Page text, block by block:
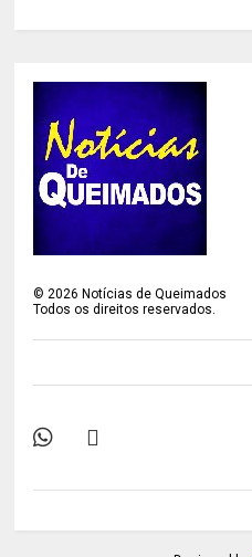
© 2026 Notícias de Queimados
Todos os direitos reservados.